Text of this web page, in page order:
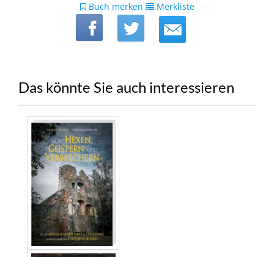
Buch merken Merkliste
Das könnte Sie auch interessieren